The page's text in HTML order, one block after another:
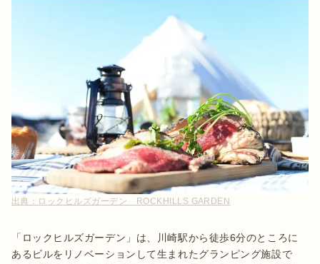
出典： ロックヒルズガーデン ROCKHILLS GARDEN
「ロックヒルズガーデン」は、川崎駅から徒歩6分のところに
あるビルをリノベーションして生まれたグランピング施設で